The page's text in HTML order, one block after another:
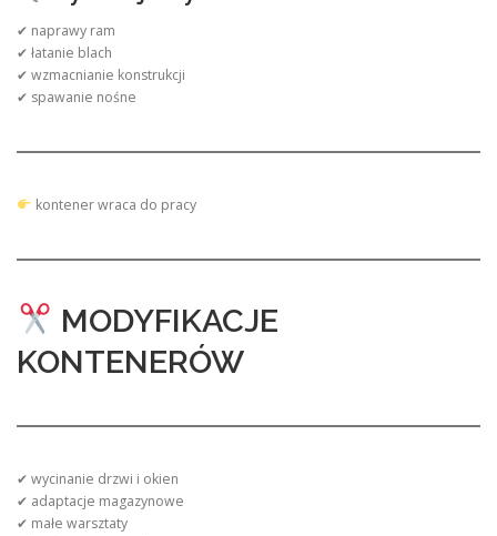
✔ naprawy ram
✔ łatanie blach
✔ wzmacnianie konstrukcji
✔ spawanie nośne
kontener wraca do pracy
MODYFIKACJE
KONTENERÓW
✔ wycinanie drzwi i okien
✔ adaptacje magazynowe
✔ małe warsztaty